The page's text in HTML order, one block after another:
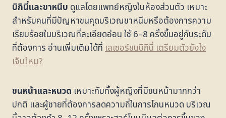
บิกินี่และขาหนีบ ดูแลโดยแพทย์หญิงในห้องส่วนตัว เหมาะ
สำหรับคนที่มีปัญหาขนคุดบริเวณขาหนีบหรือต้องการความ
เรียบร้อยในบริเวณที่ละเอียดอ่อน ใช้ 6–8 ครั้งขึ้นอยู่กับระดับ
ที่ต้องการ อ่านเพิ่มเติมได้ที่เลเซอร์ขนบิกินี่ เตรียมตัวยังไง
เจ็บไหม?
ขนหน้าและหนวด เหมาะกับทั้งผู้หญิงที่มีขนหน้ามากกว่า
ปกติ และผู้ชายที่ต้องการลดความถี่ในการโกนหนวด บริเวณ